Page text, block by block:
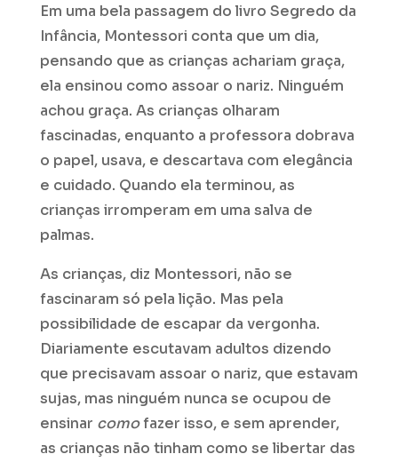
Em uma bela passagem do livro Segredo da
Infância, Montessori conta que um dia,
pensando que as crianças achariam graça,
ela ensinou como assoar o nariz. Ninguém
achou graça. As crianças olharam
fascinadas, enquanto a professora dobrava
o papel, usava, e descartava com elegância
e cuidado. Quando ela terminou, as
crianças irromperam em uma salva de
palmas.
As crianças, diz Montessori, não se
fascinaram só pela lição. Mas pela
possibilidade de escapar da vergonha.
Diariamente escutavam adultos dizendo
que precisavam assoar o nariz, que estavam
sujas, mas ninguém nunca se ocupou de
ensinar comofazer isso, e sem aprender,
as crianças não tinham como se libertar das